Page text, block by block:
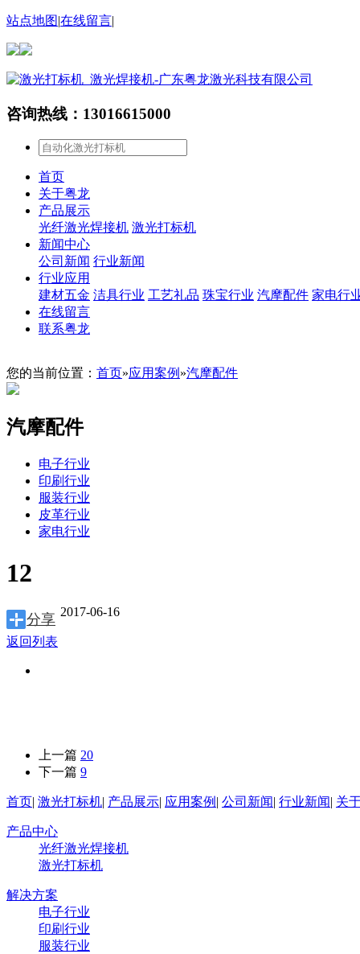
站点地图|在线留言|
咨询热线：13016615000
首页
关于粤龙
产品展示
光纤激光焊接机 激光打标机
新闻中心
公司新闻 行业新闻
行业应用
建材五金 洁具行业 工艺礼品 珠宝行业 汽摩配件 家电行
在线留言
联系粤龙
您的当前位置： 首页»应用案例 »汽摩配件
汽摩配件
电子行业
印刷行业
服装行业
皮革行业
家电行业
12
2017-06-16
分享
返回列表
上一篇 20
下一篇 9
首页| 激光打标机| 产品展示| 应用案例 | 公司新闻| 行业新闻| 关
产品中心
光纤激光焊接机
激光打标机
解决方案
电子行业
印刷行业
服装行业